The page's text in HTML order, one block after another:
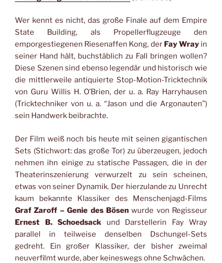
Wer kennt es nicht, das große Finale auf dem Empire
State Building, als Propellerflugzeuge den
emporgestiegenen Riesenaffen Kong, der Fay Wrayin
seiner Hand hält, buchstäblich zu Fall bringen wollen?
Diese Szenen sind ebenso legendär und historisch wie
die mittlerweile antiquierte Stop-Motion-Tricktechnik
von Guru Willis H. O’Brien, der u. a. Ray Harryhausen
(Tricktechniker von u. a. “Jason und die Argonauten”)
sein Handwerk beibrachte.
Der Film weiß noch bis heute mit seinen gigantischen
Sets (Stichwort: das große Tor) zu überzeugen, jedoch
nehmen ihn einige zu statische Passagen, die in der
Theaterinszenierung verwurzelt zu sein scheinen,
etwas von seiner Dynamik. Der hierzulande zu Unrecht
kaum bekannte Klassiker des Menschenjagd-Films
Graf Zaroff – Genie des Bösenwurde von Regisseur
Ernest B. Schoedsack und Darstellerin Fay Wray
parallel in teilweise denselben Dschungel-Sets
gedreht. Ein großer Klassiker, der bisher zweimal
neuverfilmt wurde, aber keineswegs ohne Schwächen.